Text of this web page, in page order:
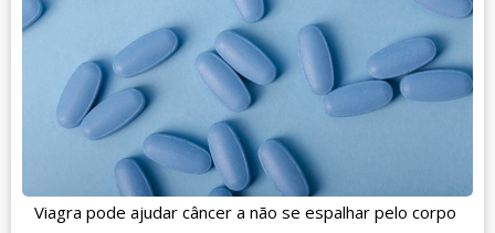
Viagra pode ajudar câncer a não se espalhar pelo corpo